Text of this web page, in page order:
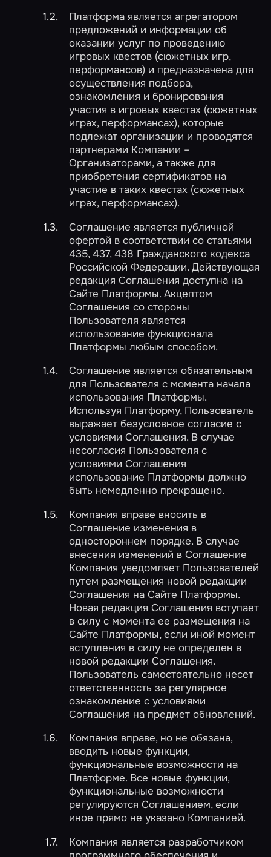
Платформа является агрегатором
предложений и информации об
оказании услуг по проведению
игровых квестов (сюжетных игр,
перформансов) и предназначена для
осуществления подбора,
ознакомления и бронирования
участия в игровых квестах (сюжетных
играх, перформансах), которые
подлежат организации и проводятся
партнерами Компании –
Организаторами, а также для
приобретения сертификатов на
участие в таких квестах (сюжетных
играх, перформансах).
Соглашение является публичной
офертой в соответствии со статьями
435, 437, 438 Гражданского кодекса
Российской Федерации. Действующая
редакция Соглашения доступна на
Сайте Платформы. Акцептом
Соглашения со стороны
Пользователя является
использование функционала
Платформы любым способом.
Соглашение является обязательным
для Пользователя с момента начала
использования Платформы.
Используя Платформу, Пользователь
выражает безусловное согласие с
условиями Соглашения. В случае
несогласия Пользователя с
условиями Соглашения
использование Платформы должно
быть немедленно прекращено.
Компания вправе вносить в
Соглашение изменения в
одностороннем порядке. В случае
внесения изменений в Соглашение
Компания уведомляет Пользователей
путем размещения новой редакции
Соглашения на Сайте Платформы.
Новая редакция Соглашения вступает
в силу с момента ее размещения на
Сайте Платформы, если иной момент
вступления в силу не определен в
новой редакции Соглашения.
Пользователь самостоятельно несет
ответственность за регулярное
ознакомление с условиями
Соглашения на предмет обновлений.
Компания вправе, но не обязана,
вводить новые функции,
функциональные возможности на
Платформе. Все новые функции,
функциональные возможности
регулируются Соглашением, если
иное прямо не указано Компанией.
Компания является разработчиком